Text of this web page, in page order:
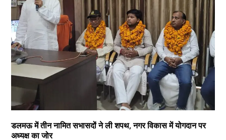
डलमऊ में तीन नामित सभासदों ने ली शपथ, नगर विकास में योगदान पर
अध्यक्ष का जोर